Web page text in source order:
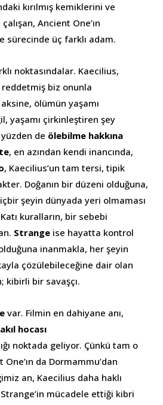
kırılmış kemiklerini ve
Ancient One’ın
sürecinde üç farklı adam.
noktasındalar. Kaecilius,
reddetmiş biz onunla
aksine, ölümün yaşamı
yaşamı çirkinleştiren şey
de ölebilme hakkına
, en azından kendi inancında,
, Kaecilius’un tam tersi, tipik
Doğanın bir düzeni olduğuna,
şeyin dünyada yeri olmaması
kuralların, bir sebebi
Strange ise hayatta kontrol
inanmakla, her şeyin
çözülebileceğine dair olan
kibirli bir savaşçı.
var. Filmin en dahiyane anı,
hocası
noktada geliyor. Çünkü tam o
da Dormammu’dan
an, Kaecilius daha haklı
mücadele ettiği kibri